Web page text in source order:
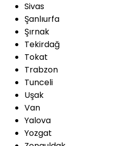
Sivas
Şanlıurfa
Şırnak
Tekirdağ
Tokat
Trabzon
Tunceli
Uşak
Van
Yalova
Yozgat